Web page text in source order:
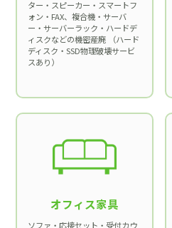
ター・スピーカー・スマートフ
ォン・FAX、複合機・サーバ
ー・サーバーラック・ハードデ
ィスクなどの機密産廃 （ハード
ディスク・SSD物理破壊サービ
スあり）
オフィス家具
ソファ・応接セット・受付カウ